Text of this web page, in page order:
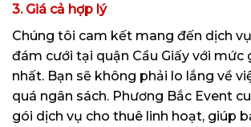
3. Giá cả hợp lý
Chúng tôi cam kết mang đến dịch
đám cưới tại quận Cầu Giấy với mức
nhất. Bạn sẽ không phải lo lắng về
quá ngân sách. Phương Bắc Event
gói dịch vụ cho thuê linh hoạt, giúp